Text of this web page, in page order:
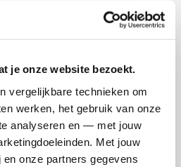
je onze website bezoekt.
vergelijkbare technieken om
werken, het gebruik van onze
analyseren en — met jouw
Met jouw
onze partners gegevens